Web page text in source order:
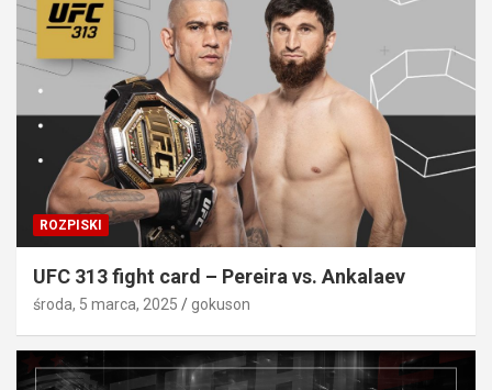
ROZPISKI
UFC 313 fight card – Pereira vs. Ankalaev
środa, 5 marca, 2025 gokuson